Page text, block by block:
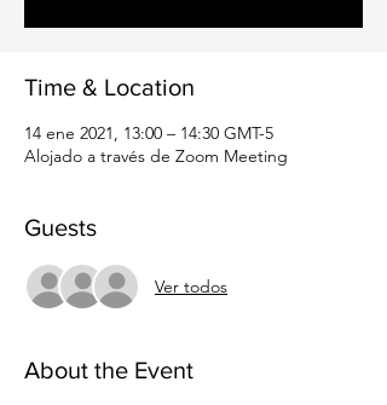
Time & Location
14 ene 2021, 13:00 – 14:30 GMT-5
Alojado a través de Zoom Meeting
Guests
Ver todos
About the Event